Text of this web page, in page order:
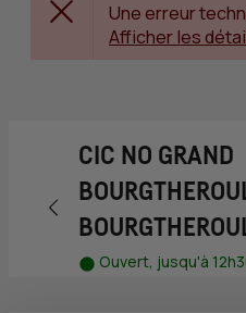
Une erreur
Afficher les
Retour vers la page
CIC NO GRAND
Ouvert, jusqu'à